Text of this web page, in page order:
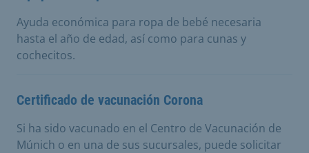
Ayuda económica para ropa de bebé necesaria
hasta el año de edad, así como para cunas y
cochecitos.
Certificado de vacunación Corona
Si ha sido vacunado en el Centro de Vacunación de
Múnich o en una de sus sucursales, puede solicitar